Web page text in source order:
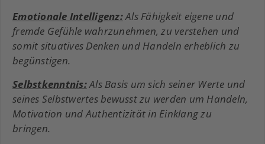
Emotionale Intelligenz:Als Fähigkeit eigene und
fremde Gefühle wahrzunehmen, zu verstehen und
somit situatives Denken und Handeln erheblich zu
begünstigen.
Selbstkenntnis:Als Basis um sich seiner Werte und
seines Selbstwertes bewusst zu werden um Handeln,
Motivation und Authentizität in Einklang zu
bringen.